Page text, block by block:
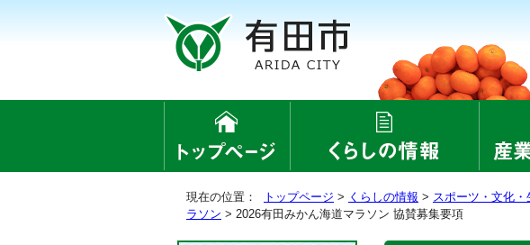
現在の位置： トップページ > くらしの情報 > スポーツ・文化・
ラソン > 2026有田みかん海道マラソン 協賛募集要項